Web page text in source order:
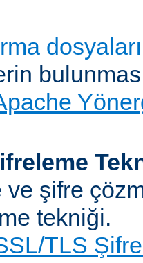
dosyaları
şifre
tekniği.
TLS